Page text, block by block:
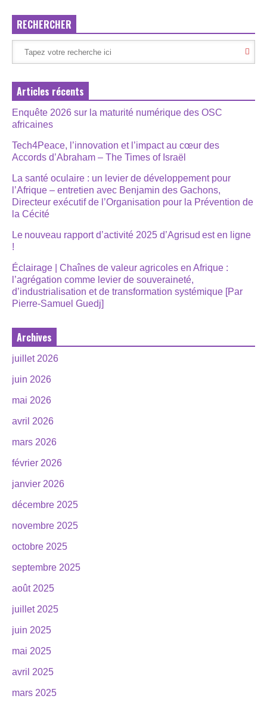
RECHERCHER
Articles récents
Enquête 2026 sur la maturité numérique des OSC
africaines
Tech4Peace, l’innovation et l’impact au cœur des
Accords d’Abraham – The Times of Israël
La santé oculaire : un levier de développement pour
l’Afrique – entretien avec Benjamin des Gachons,
Directeur exécutif de l’Organisation pour la Prévention de
la Cécité
Le nouveau rapport d’activité 2025 d’Agrisud est en ligne
!
Éclairage | Chaînes de valeur agricoles en Afrique :
l’agrégation comme levier de souveraineté,
d’industrialisation et de transformation systémique [Par
Pierre-Samuel Guedj]
Archives
juillet 2026
juin 2026
mai 2026
avril 2026
mars 2026
février 2026
janvier 2026
décembre 2025
novembre 2025
octobre 2025
septembre 2025
août 2025
juillet 2025
juin 2025
mai 2025
avril 2025
mars 2025